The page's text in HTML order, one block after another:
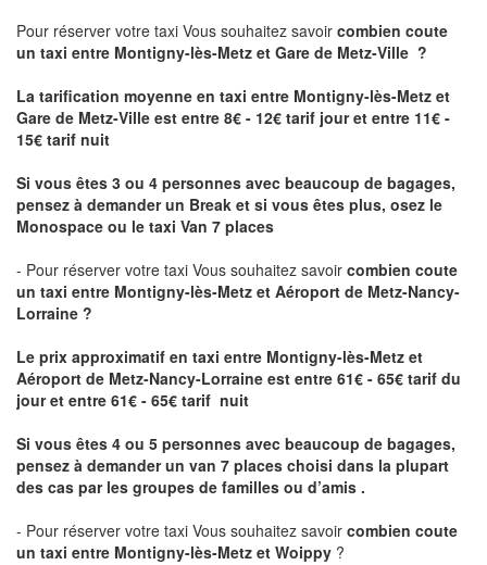
Pour réserver votre taxi Vous souhaitez savoir combien coute
un taxi entre Montigny-lès-Metz et Gare de Metz-Ville ?
La tarification moyenne en taxi entre Montigny-lès-Metz et
Gare de Metz-Ville est entre 8€ - 12€ tarif jour et entre 11€ -
15€ tarif nuit
Si vous êtes 3 ou 4 personnes avec beaucoup de bagages,
pensez à demander un Break et si vous êtes plus, osez le
Monospace ou le taxi Van 7 places
- Pour réserver votre taxi Vous souhaitez savoir combien coute
un taxi entre Montigny-lès-Metz et Aéroport de Metz-Nancy-
Lorraine ?
Le prix approximatif en taxi entre Montigny-lès-Metz et
Aéroport de Metz-Nancy-Lorraine est entre 61€ - 65€ tarif du
jour et entre 61€ - 65€ tarif nuit
Si vous êtes 4 ou 5 personnes avec beaucoup de bagages,
pensez à demander un van 7 places choisi dans la plupart
des cas par les groupes de familles ou d’amis .
- Pour réserver votre taxi Vous souhaitez savoir combien coute
un taxi entre Montigny-lès-Metz et Woippy ?